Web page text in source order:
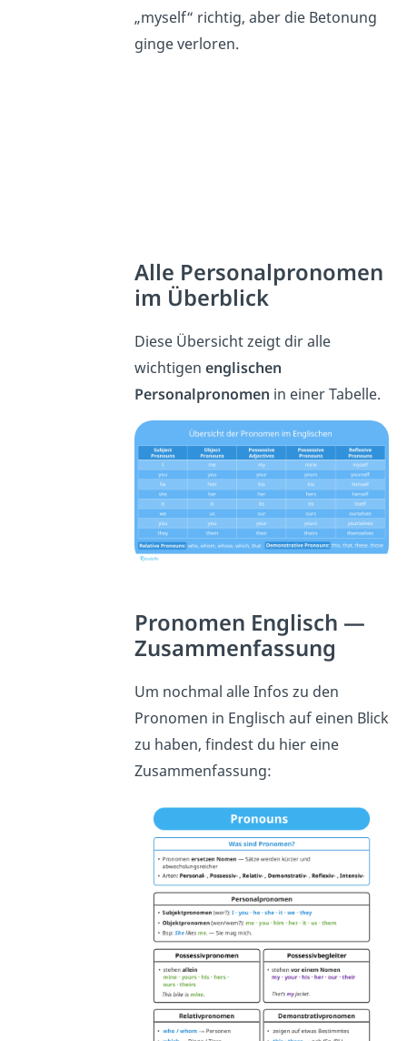
„myself“ richtig, aber die Betonung
ginge verloren.
Alle Personalpronomen
im Überblick
Diese Übersicht zeigt dir alle
wichtigen englischen
Personalpronomen in einer Tabelle.
Pronomen Englisch —
Zusammenfassung
Um nochmal alle Infos zu den
Pronomen in Englisch auf einen Blick
zu haben, findest du hier eine
Zusammenfassung: